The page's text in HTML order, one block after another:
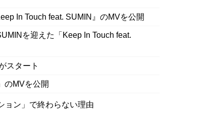
In Touch feat. SUMIN』のMVを公開
を迎えた「Keep In Touch feat.
スタート
のMVを公開
ョン」で終わらない理由